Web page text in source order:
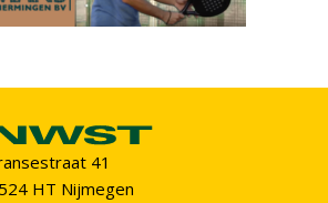
41
HT Nijmegen